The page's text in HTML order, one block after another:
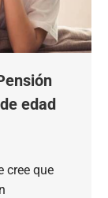
edad
cree que